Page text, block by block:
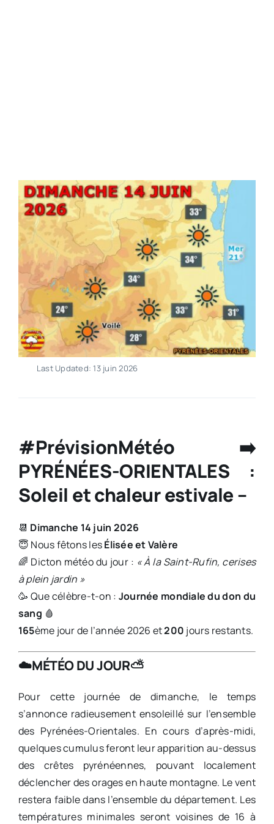
Last Updated: 13 juin 2026
#PrévisionMétéo ➡️
PYRÉNÉES-ORIENTALES :
Soleil et chaleur estivale –
📆 Dimanche 14 juin 2026
😇 Nous fêtons lesÉlisée et Valère
🌈 Dicton météo du jour : « À la Saint-Rufin, cerises
à plein jardin »
🥳 Que célèbre-t-on : Journée mondiale du don du
sang 🩸
165ème jour de l’année 2026 et200 jours restants.
☁️MÉTÉO DU JOUR⛅️
Pour cette journée de dimanche, le temps
s’annonce radieusement ensoleillé sur l’ensemble
des Pyrénées-Orientales. En cours d’après-midi,
quelques cumulus feront leur apparition au-dessus
des crêtes pyrénéennes, pouvant localement
déclencher des orages en haute montagne. Le vent
restera faible dans l’ensemble du département. Les
températures minimales seront voisines de 16 à